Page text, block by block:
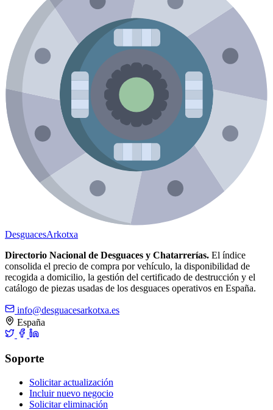
DesguacesArkotxa
Directorio Nacional de Desguaces y Chatarrerías. El índice
consolida el precio de compra por vehículo, la disponibilidad de
recogida a domicilio, la gestión del certificado de destrucción y el
catálogo de piezas usadas de los desguaces operativos en España.
info@desguacesarkotxa.es
España
Soporte
Solicitar actualización
Incluir nuevo negocio
Solicitar eliminación